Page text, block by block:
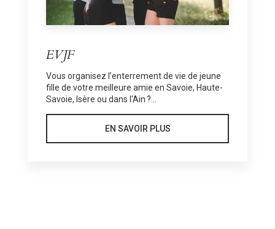
EVJF
Vous organisez l’enterrement de vie de jeune
fille de votre meilleure amie en Savoie, Haute-
Savoie, Isère ou dans l'Ain ?...
EN SAVOIR PLUS